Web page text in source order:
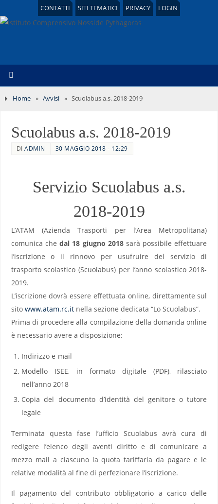
CONTATTI SITI TEMATICI PRIVACY LOGIN
Home » Avvisi » Scuolabus a.s. 2018-2019
Scuolabus a.s. 2018-2019
DIADMIN 30 MAGGIO 2018 - 12:29
Servizio Scuolabus a.s.
2018-2019
L’ATAM (Azienda Trasporti per l’Area Metropolitana)
comunica chedal 18 giugno 2018sarà possibile effettuare
l’iscrizione o il rinnovo per usufruire del servizio di
trasporto scolastico (Scuolabus) per l’anno scolastico 2018-
2019.
L’iscrizione dovrà essere effettuata online, direttamente sul
sito www.atam.rc.itnella sezione dedicata “Lo Scuolabus”.
Prima di procedere alla compilazione della domanda online
è necessario avere a disposizione:
Indirizzo e-mail
Modello ISEE, in formato digitale (PDF), rilasciato
nell’anno 2018
Copia del documento d’identità del genitore o tutore
legale
Terminata questa fase l’ufficio Scuolabus avrà cura di
redigere l’elenco degli aventi diritto e di comunicare a
mezzo mail a ciascuno la quota tariffaria da pagare e le
relative modalità al fine di perfezionare l’iscrizione.
Il pagamento del contributo obbligatorio a carico delle